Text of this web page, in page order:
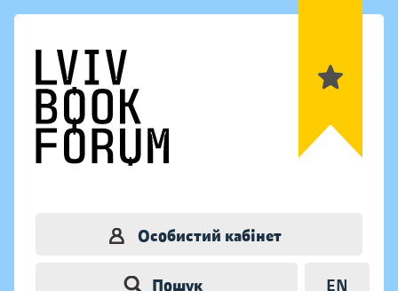
Особистий кабінет
Пошук EN